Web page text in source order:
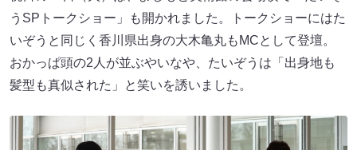
うSPトークショー」も開かれました。トークショーにはた
いぞうと同じく香川県出身の大木亀丸もMCとして登壇。
おかっぱ頭の2人が並ぶやいなや、たいぞうは「出身地も
髪型も真似された」と笑いを誘いました。